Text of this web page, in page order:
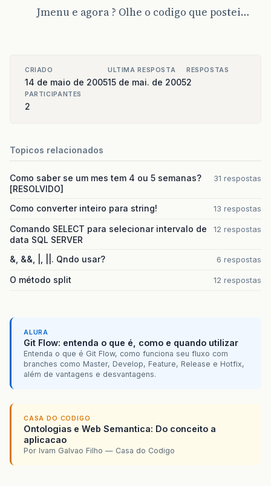
Jmenu e agora ? Olhe o codigo que postei…
CRIADO
14 de maio de 2005
ULTIMA RESPOSTA
15 de mai. de 2005
RESPOSTAS
2
PARTICIPANTES
2
Topicos relacionados
Como saber se um mes tem 4 ou 5 semanas?
[RESOLVIDO]
31 respostas
Como converter inteiro para string! 13 respostas
Comando SELECT para selecionar intervalo de
data SQL SERVER
12 respostas
&, &&, |, ||. Qndo usar? 6 respostas
O método split 12 respostas
ALURA
Git Flow: entenda o que é, como e quando utilizar
Entenda o que é Git Flow, como funciona seu fluxo com
branches como Master, Develop, Feature, Release e Hotfix,
além de vantagens e desvantagens.
CASA DO CODIGO
Ontologias e Web Semantica: Do conceito a
aplicacao
Por Ivam Galvao Filho — Casa do Codigo